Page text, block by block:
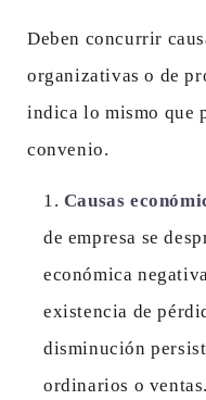
Deben concurrir
organizativas o de
indica lo mismo que
convenio.
Causas
de empresa se
económica
existencia de
disminución
ordinarios o